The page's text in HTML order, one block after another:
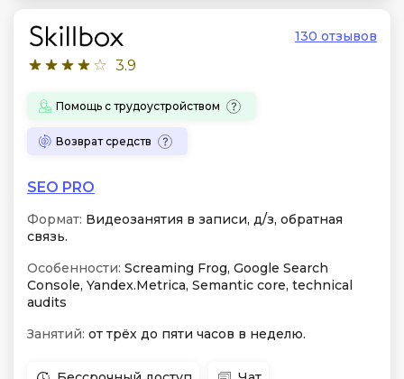
3.9
130 отзывов
Помощь с трудоустройством
Возврат средств
SEO PRO
Формат: Видеозанятия в записи, д/з, обратная
связь.
Особенности: Screaming Frog, Google Search
Console, Yandex.Metrica, Semantic core, technical
audits
Занятий: от трёх до пяти часов в неделю.